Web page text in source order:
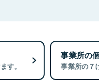
す。
事業所の
事業所の７